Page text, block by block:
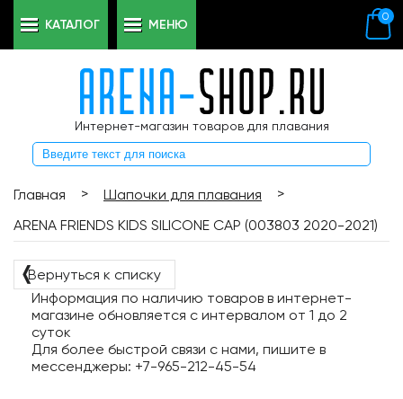
Интернет-магазин товаров для плавания
0
КАТАЛОГ МЕНЮ
Главная > Шапочки для плавания
>
ARENA FRIENDS KIDS SILICONE CAP (003803 2020-2021)
❬Вернуться к списку
Информация по наличию товаров в интернет-
магазине обновляется с интервалом от 1 до 2
суток
Для более быстрой связи с нами, пишите в
мессенджеры: +7-965-212-45-54